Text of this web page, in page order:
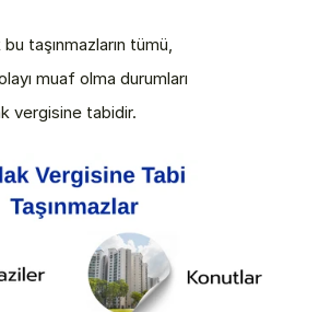
taşınmazların tümü,
muaf olma durumları
vergisine tabidir.